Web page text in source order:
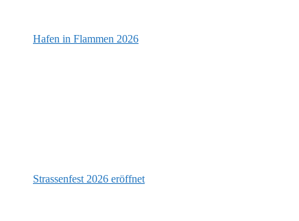
Hafen in Flammen 2026
Strassenfest 2026 eröffnet